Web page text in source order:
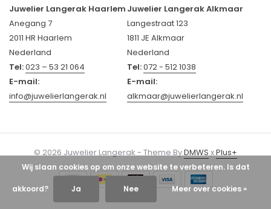
Juwelier Langerak Haarlem
Anegang 7
2011 HR Haarlem
Nederland
Tel:023 – 53 21 064
E-mail:
info@juwelierlangerak.nl
Juwelier Langerak Alkmaar
Langestraat 123
1811 JE Alkmaar
Nederland
Tel:072 - 512 1038
E-mail:
alkmaar@juwelierlangerak.nl
© 2026 Juwelier Langerak - Theme ByDMWSxPlus+
Wij slaan cookies op om onze website te verbeteren. Is dat
akkoord? Ja Nee Meer over cookies »